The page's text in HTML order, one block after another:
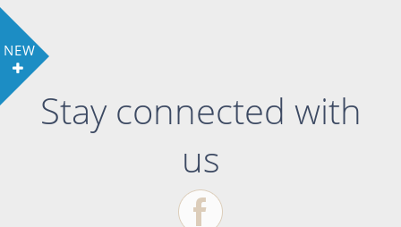
NEW
Stay connected with
us